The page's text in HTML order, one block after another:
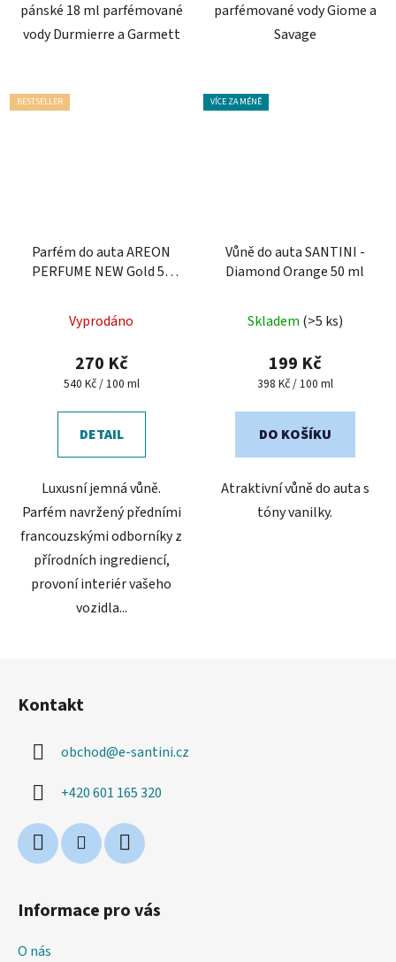
pánské 18 ml parfémované
vody Durmierre a Garmett
parfémované vody Giome a
Savage
BESTSELLER
Parfém do auta AREON
PERFUME NEW Gold 50
Vyprodáno
270 Kč
Měrná
540 Kč / 100 ml
DETAIL
Luxusní jemná vůně.
Parfém navržený předními
francouzskými odborníky z
přírodních ingrediencí,
provoní interiér vašeho
vozidla...
VÍCE ZA MÉNĚ
Vůně do auta SANTINI -
Diamond Orange 50 ml
hodnocení
produktu
je
z
Skladem (>5 ks)
199 Kč
Měrná
398 Kč / 100 ml
DO KOŠÍKU
Atraktivní vůně do auta s
tóny vanilky.
Kontakt
obchod@e-santini.cz
+420 601 165 320
Informace pro vás
O nás